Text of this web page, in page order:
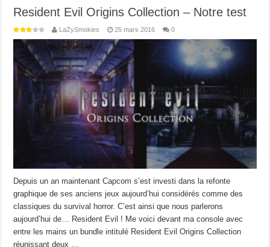
Resident Evil Origins Collection – Notre test
LaZySmokies 25 mars 2016 0
Depuis un an maintenant Capcom s’est investi dans la refonte
graphique de ses anciens jeux aujourd’hui considérés comme des
classiques du survival horror. C’est ainsi que nous parlerons
aujourd’hui de… Resident Evil ! Me voici devant ma console avec
entre les mains un bundle intitulé Resident Evil Origins Collection
réunissant deux …